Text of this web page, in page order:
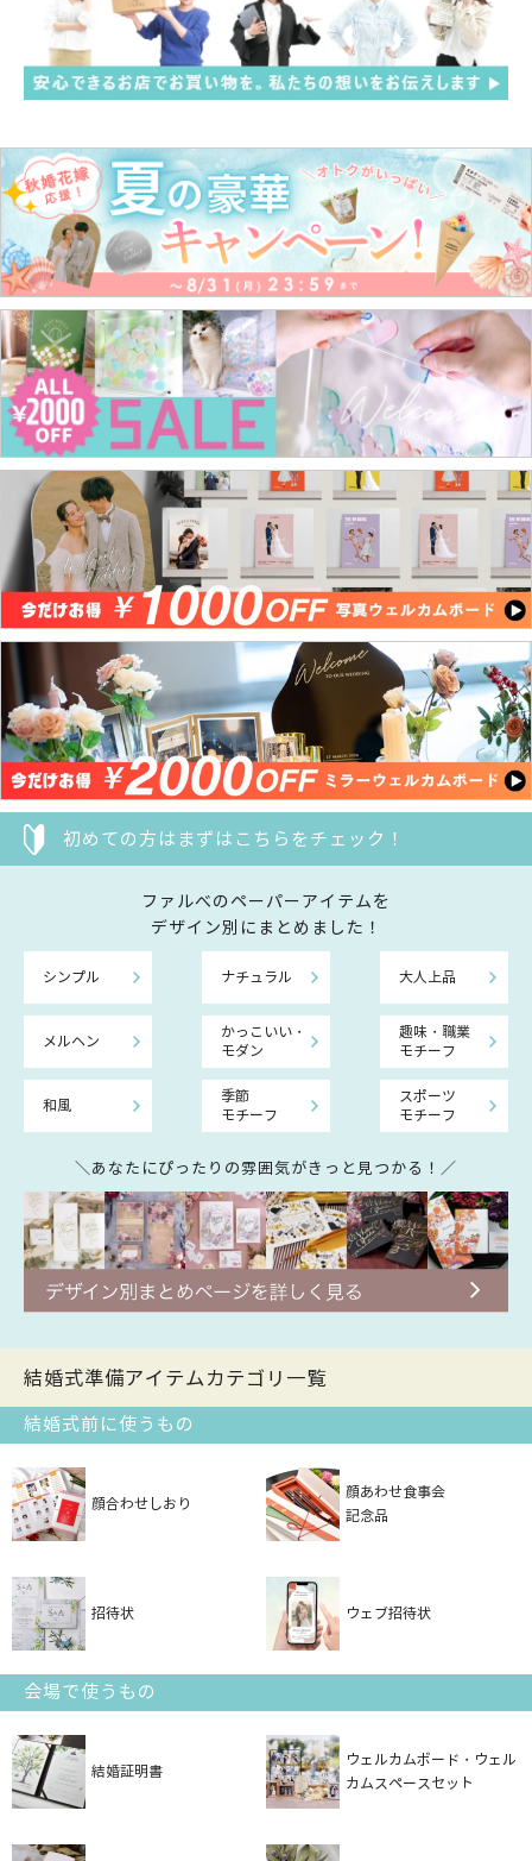
初めての方はまずはこちらをチェック！
ファルべのペーパーアイテムを
デザイン別にまとめました！
シンプル ナチュラル 大人上品
メルヘン
かっこいい・
モダン
趣味・職業
モチーフ
和風
季節
モチーフ
スポーツ
モチーフ
＼あなたにぴったりの雰囲気がきっと見つかる！／
結婚式準備アイテムカテゴリ一覧
結婚式前に使うもの
顔合わせしおり
顔あわせ食事会
記念品
招待状 ウェブ招待状
会場で使うもの
結婚証明書
ウェルカムボード・ウェル
カムスペースセット